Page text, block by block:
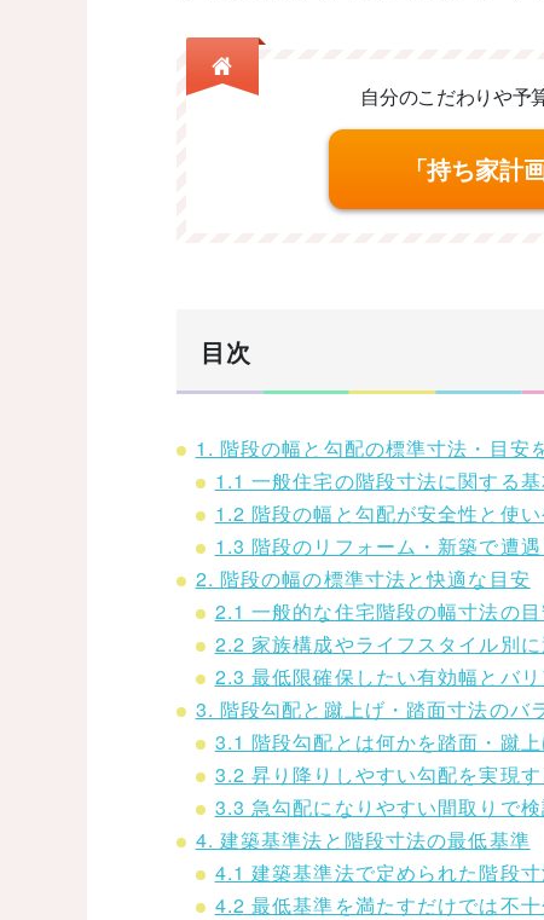
自分のこだわりや予
「持ち家計
目次
1. 階段の幅と勾配の標準寸法・目安
1.1 一般住宅の階段寸法に関する
1.2 階段の幅と勾配が安全性と使
1.3 階段のリフォーム・新築で遭
2. 階段の幅の標準寸法と快適な目安
2.1 一般的な住宅階段の幅寸法の
2.2 家族構成やライフスタイル別
2.3 最低限確保したい有効幅とバ
3. 階段勾配と蹴上げ・踏面寸法のバ
3.1 階段勾配とは何かを踏面・蹴
3.2 昇り降りしやすい勾配を実現
3.3 急勾配になりやすい間取りで
4. 建築基準法と階段寸法の最低基準
4.1 建築基準法で定められた階段
4.2 最低基準を満たすだけでは不